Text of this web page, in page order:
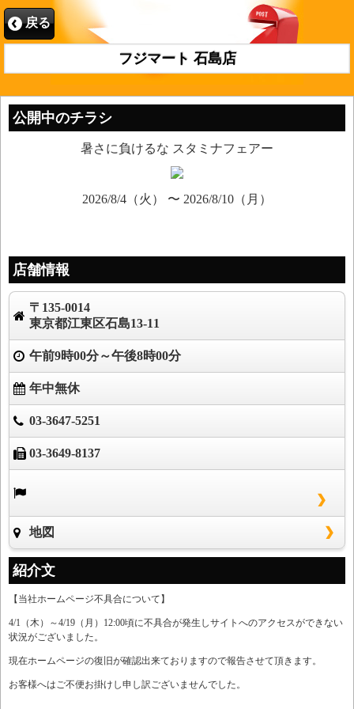
フジマート 石島店
戻る
公開中のチラシ
暑さに負けるな スタミナフェアー
2026/8/4（火） 〜 2026/8/10（月）
店舗情報
〒135-0014
東京都江東区石島13-11
午前9時00分～午後8時00分
年中無休
03-3647-5251
03-3649-8137
地図
紹介文
【当社ホームページ不具合について】
4/1（木）～4/19（月）12:00頃に不具合が発生しサイトへのアクセスができない
状況がございました。
現在ホームページの復旧が確認出来ておりますので報告させて頂きます。
お客様へはご不便お掛けし申し訳ございませんでした。